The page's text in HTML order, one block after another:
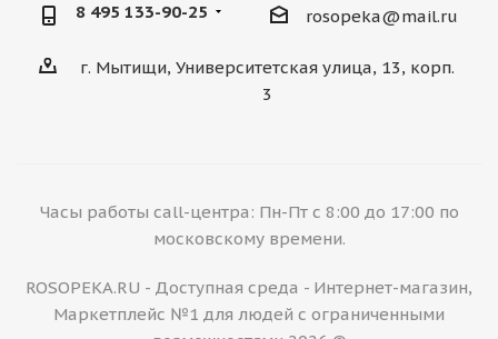
8 495 133-90-25 rosopeka@mail.ru
г. Мытищи, Университетская улица, 13, корп.
3
Часы работы call-центра: Пн-Пт с 8:00 до 17:00 по
московскому времени.
ROSOPEKA.RU - Доступная среда - Интернет-магазин,
Маркетплейс №1 для людей с ограниченными